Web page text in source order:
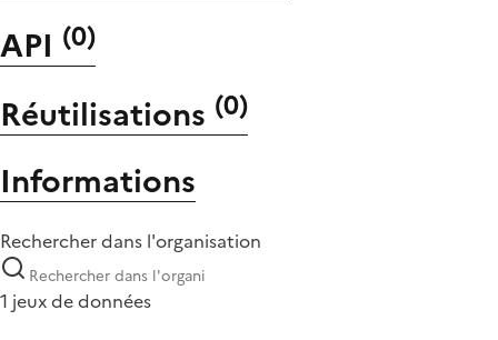
API (0)
Réutilisations (0)
Informations
Rechercher dans l'organisation
1 jeux de données